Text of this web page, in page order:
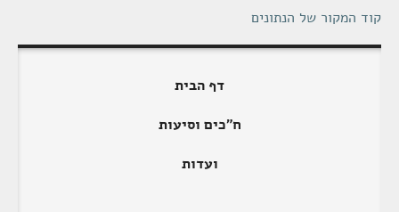
קוד המקור של הנתונים
דף הבית
ח"כים וסיעות
ועדות